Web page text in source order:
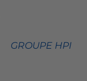
GROUPE HPI